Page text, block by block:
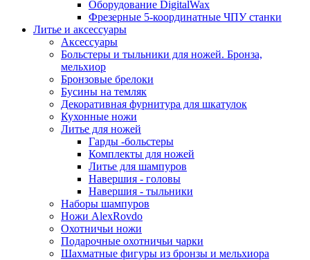
Оборудование DigitalWax
Фрезерные 5-координатные ЧПУ станки
Литье и аксессуары
Аксессуары
Больстеры и тыльники для ножей. Бронза,
мельхиор
Бронзовые брелоки
Бусины на темляк
Декоративная фурнитура для шкатулок
Кухонные ножи
Литье для ножей
Гарды -больстеры
Комплекты для ножей
Литье для шампуров
Навершия - головы
Навершия - тыльники
Наборы шампуров
Ножи AlexRovdo
Охотничьи ножи
Подарочные охотничьи чарки
Шахматные фигуры из бронзы и мельхиора